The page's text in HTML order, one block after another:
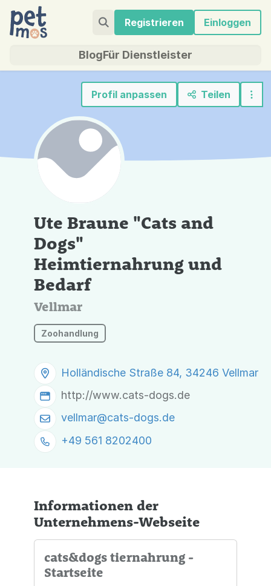
Registrieren Einloggen
BlogFür Dienstleister
Profil anpassen Teilen
Ute Braune "Cats and
Dogs"
Heimtiernahrung und
Bedarf
Vellmar
Zoohandlung
Holländische Straße 84, 34246 Vellmar
http://www.cats-dogs.de
vellmar@cats-dogs.de
+49 561 8202400
Informationen der
Unternehmens-Webseite
cats&dogs tiernahrung -
Startseite